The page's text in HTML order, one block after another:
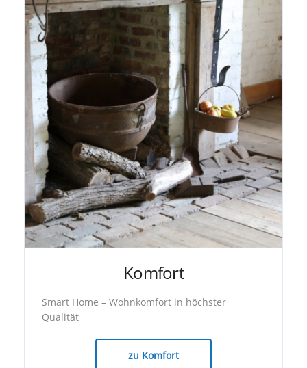
Komfort
Smart Home – Wohnkomfort in höchster
Qualität
zu Komfort